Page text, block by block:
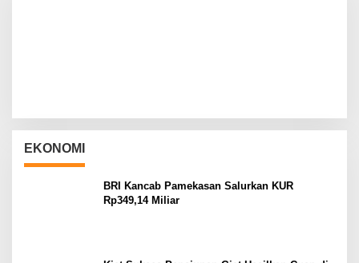
EKONOMI
BRI Kancab Pamekasan Salurkan KUR
Rp349,14 Miliar